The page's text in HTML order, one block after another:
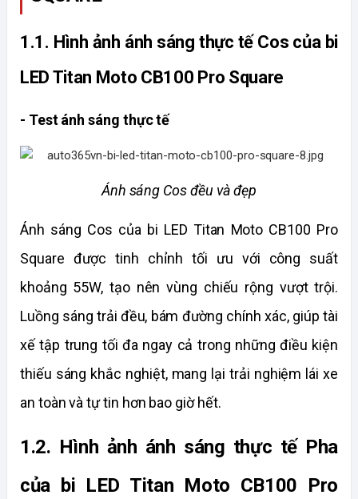
1.1. Hình ảnh ánh sáng thực tế Cos của bi
LED Titan Moto CB100 Pro Square
- Test ánh sáng thực tế
Ánh sáng Cos đều và đẹp
Ánh sáng Cos của bi LED Titan Moto CB100 Pro
Square được tinh chỉnh tối ưu với công suất
khoảng 55W, tạo nên vùng chiếu rộng vượt trội.
Luồng sáng trải đều, bám đường chính xác, giúp tài
xế tập trung tối đa ngay cả trong những điều kiện
thiếu sáng khắc nghiệt, mang lại trải nghiệm lái xe
an toàn và tự tin hơn bao giờ hết.
1.2. Hình ảnh ánh sáng thực tế Pha
của bi LED Titan Moto CB100 Pro